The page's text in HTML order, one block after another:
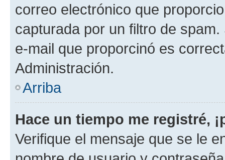
correo electrónico que
capturada por un filtro de
e-mail que proporcinó es
Administración.
Arriba
Hace un tiempo me registré,
Verifique el mensaje que se le